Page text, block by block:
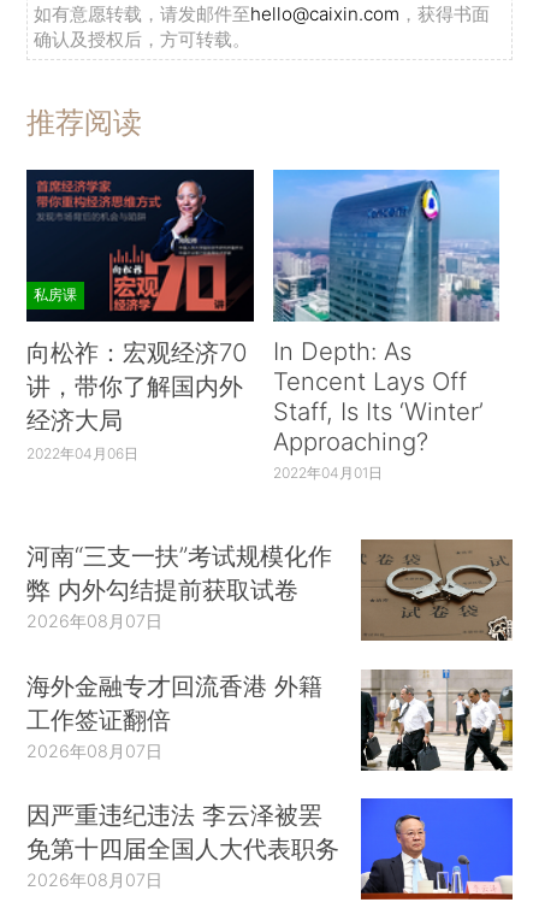
如有意愿转载，请发邮件至hello@caixin.com ，获得书面
确认及授权后，方可转载。
推荐阅读
私房课
向松祚：宏观经济70
讲，带你了解国内外
经济大局
2022年04月06日
In Depth: As
Tencent Lays Off
Staff, Is Its ‘Winter’
Approaching?
2022年04月01日
河南“三支一扶”考试规模化作
弊 内外勾结提前获取试卷
2026年08月07日
海外金融专才回流香港 外籍
工作签证翻倍
2026年08月07日
因严重违纪违法 李云泽被罢
免第十四届全国人大代表职务
2026年08月07日